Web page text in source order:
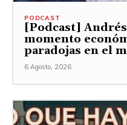
PODCAST
[Podcast]
momento
paradojas en el
6 Agosto, 2026